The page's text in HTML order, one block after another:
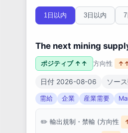
1日以内 3日以内
The next mining
ポジティブ ↑↑ 方向性
日付 2026-08-06 ソー
需給 企業 産業需要
輸出規制・禁輸 (方向性